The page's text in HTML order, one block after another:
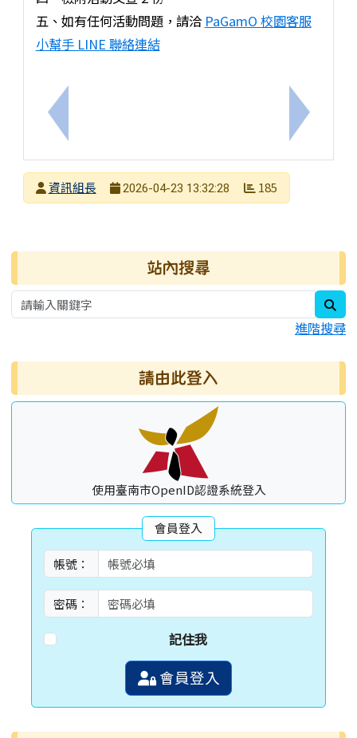
上一筆：中華心衛協會辦理「2026年心閱讀~以韌
五、如有任何活動問題，請洽 PaGamO 校園客服
小幫手 LINE 聯絡連結
下一筆：
發布者
資訊組長
2026-04-23 13:32:28 185
右邊區域內容 站內搜尋
進階搜尋
請由此登入
使用臺南市OpenID認證系統登入
會員登入
帳號：
密碼：
記住我
會員登入